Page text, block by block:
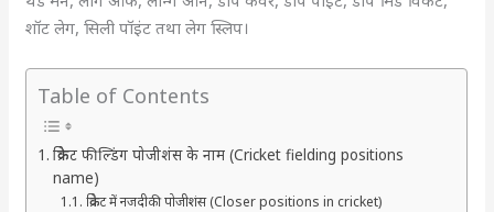
शॉट लेग, सिली पॉइंट तथा लेग स्लिप।
Table of Contents
क्रिकेट फील्डिंग पोजीशंस के नाम (Cricket fielding positions
name)
क्रिकेट में नजदीकी पोजीशंस (Closer positions in cricket)